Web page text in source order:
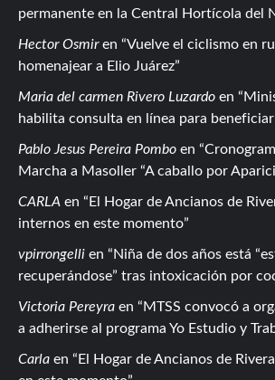
permanente en la Central Hortícola del
Hector Osmiren
Vuelve el ciclismo en
homenajear a Elio Juárez
Maria del carmen Rivero Luzardo en
habilita consulta en línea para
Pablo Jesus Pereira Pombo en
Marcha a Masoller “A caballo por
CARLA en
El Hogar de Ancianos de
internos en este momento
vpirrongelli en
Niña de dos años está
recuperándose” tras intoxicación por
Victoria Pereyra en
MTSS convocó a
a adherirse al programa Yo Estudio y
Carla en
El Hogar de Ancianos de